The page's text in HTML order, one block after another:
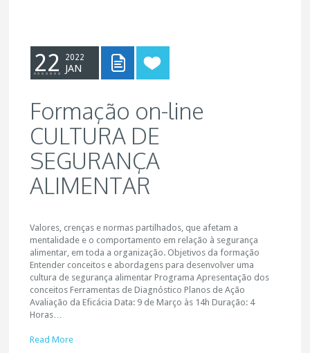
22 2022
JAN
Formação on-line
CULTURA DE
SEGURANÇA
ALIMENTAR
Valores, crenças e normas partilhados, que afetam a
mentalidade e o comportamento em relação à segurança
alimentar, em toda a organização. Objetivos da formação
Entender conceitos e abordagens para desenvolver uma
cultura de segurança alimentar Programa Apresentação dos
conceitos Ferramentas de Diagnóstico Planos de Ação
Avaliação da Eficácia Data: 9 de Março às 14h Duração: 4
Horas…
Read More